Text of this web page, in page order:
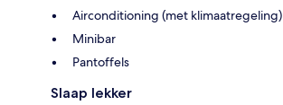
Airconditioning (met klimaatregeling)
Minibar
Pantoffels
Slaap lekker